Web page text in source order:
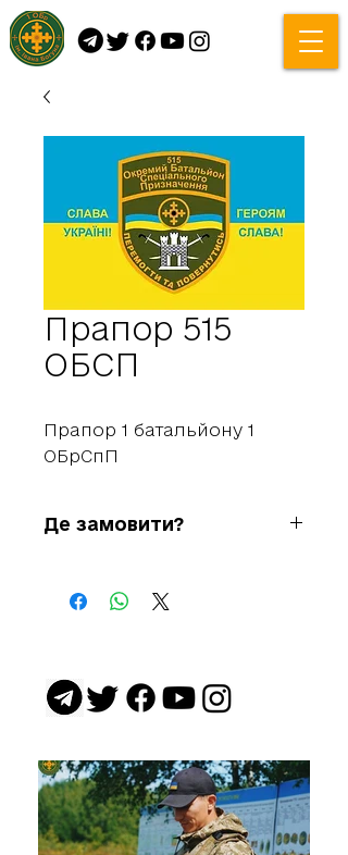
Прапор 515
ОБСП
Прапор 1 батальйону 1
ОБрСпП
Де замовити?